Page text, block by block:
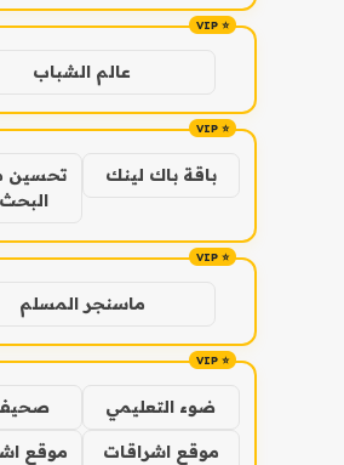
عالم الشباب
باقة باك لينك
تحسين
البحث SEO
ماسنجر المسلم
ضوء التعليمي
موقع اشراقات
موقع